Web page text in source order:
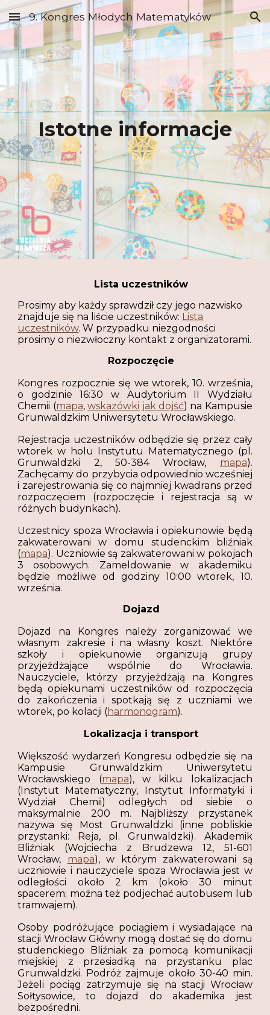
Skip to main content Skip to navigation
9. Kongres Młodych Matematyków
Istotne informacje
Lista uczestników
Prosimy aby każdy sprawdził czy jego nazwisko
znajduje się na liście uczestników: Lista
uczestników. W przypadku niezgodności
prosimy o niezwłoczny kontakt z organizatorami.
Rozpoczęcie
Kongres rozpocznie się we wtorek, 10. września,
o godzinie 16:30 w Audytorium II Wydziału
Chemii (mapa,wskazówki jak dojść) na Kampusie
Grunwaldzkim Uniwersytetu Wrocławskiego.
Rejestracja uczestników odbędzie się przez cały
wtorek w holu Instytutu Matematycznego (pl.
Grunwaldzki 2, 50-384 Wrocław, mapa).
Zachęcamy do przybycia odpowiednio wcześniej
i zarejestrowania się co najmniej kwadrans przed
rozpoczęciem (rozpoczęcie i rejestracja są w
różnych budynkach).
Uczestnicy spoza Wrocławia i opiekunowie będą
zakwaterowani w domu studenckim bliźniak
(mapa). Uczniowie są zakwaterowani w pokojach
3 osobowych. Zameldowanie w akademiku
będzie możliwe od godziny 10:00 wtorek, 10.
września.
Dojazd
Dojazd na Kongres należy zorganizować we
własnym zakresie i na własny koszt. Niektóre
szkoły i opiekunowie organizują grupy
przyjeżdżające wspólnie do Wrocławia.
Nauczyciele, którzy przyjeżdżają na Kongres
będą opiekunami uczestników od rozpoczęcia
do zakończenia i spotkają się z uczniami we
wtorek, po kolacji (harmonogram).
Lokalizacja i transport
Większość wydarzeń Kongresu odbędzie się na
Kampusie Grunwaldzkim Uniwersytetu
Wrocławskiego (mapa), w kilku lokalizacjach
(Instytut Matematyczny, Instytut Informatyki i
Wydział Chemii) odległych od siebie o
maksymalnie 200 m. Najbliższy przystanek
nazywa się Most Grunwaldzki (inne pobliskie
przystanki: Reja, pl. Grunwaldzki). Akademik
Bliźniak (Wojciecha z Brudzewa 12, 51-601
Wrocław, mapa), w którym zakwaterowani są
uczniowie i nauczyciele spoza Wrocławia jest w
odległości około 2 km (około 30 minut
spacerem; można też podjechać autobusem lub
tramwajem).
Osoby podróżujące pociągiem i wysiadające na
stacji Wrocław Główny mogą dostać się do domu
studenckiego Bliźniak za pomocą komunikacji
miejskiej z przesiadką na przystanku plac
Grunwaldzki. Podróż zajmuje około 30-40 min.
Jeżeli pociąg zatrzymuje się na stacji Wrocław
Sołtysowice, to dojazd do akademika jest
bezpośredni.